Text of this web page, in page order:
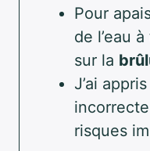
Pour
de l’eau
sur la
J’ai
risques